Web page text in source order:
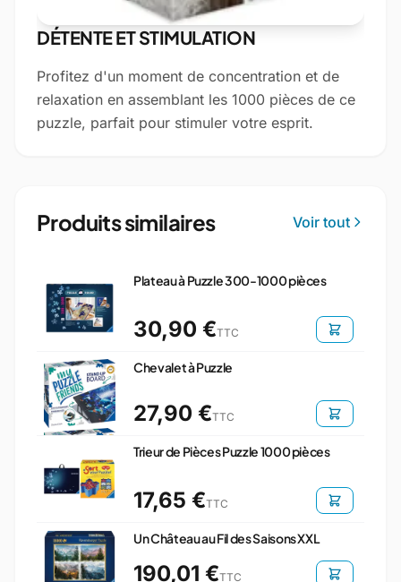
DÉTENTE ET STIMULATION
Profitez d'un moment de concentration et de
relaxation en assemblant les 1000 pièces de ce
puzzle, parfait pour stimuler votre esprit.
Produits similaires Voir tout
Plateau à Puzzle 300-1000 pièces
30,90 €TTC
Chevalet à Puzzle
27,90 €TTC
Trieur de Pièces Puzzle 1000 pièces
17,65 €TTC
Un Château au Fil des Saisons XXL
190,01 €TTC